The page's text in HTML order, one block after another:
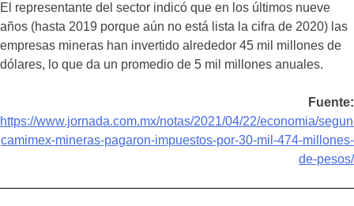
El representante del sector indicó que en los últimos nueve
años (hasta 2019 porque aún no está lista la cifra de 2020) las
empresas mineras han invertido alrededor 45 mil millones de
dólares, lo que da un promedio de 5 mil millones anuales.
Fuente:
https://www.jornada.com.mx/notas/2021/04/22/economia/
camimex-mineras-pagaron-impuestos-por-30-mil-474-millones-
de-pesos/